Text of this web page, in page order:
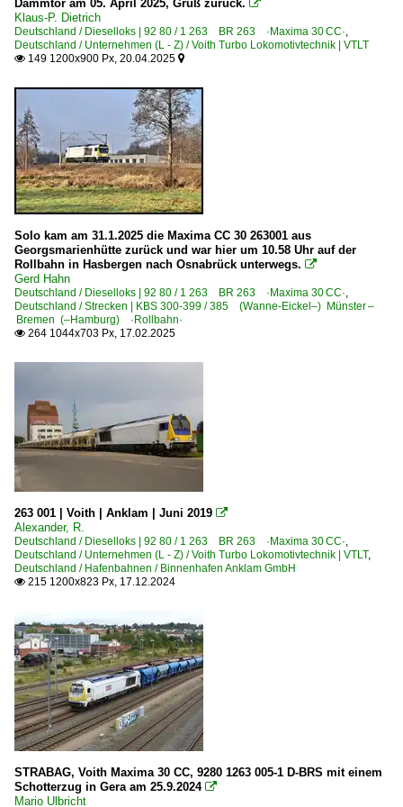
1 264 BR 264 ·Maxima 40 CC·
1 273 BR 273 ·MaK G 2000 BB·
Dieseltriebzüge | 95 80
0 612 BR 612 ·RegioSwinger· 'Wackeldackel'
E-Loks | Drehstrom | 91 80
6 185 BR 185 ·Traxx AC1/2· Private
6 115 BR 115 DB Fernverkehr
Elektrotriebzüge | 94 80
0 450 BR 450 ·Flexity Swift ET 2010/2S·
Grenzverkehr
Deutschland <-> Niederlande
Güterverkehr
Coil-, Stahl- und Aluminiumzüge
Güterzüge (sonstige)
Kessel- und Silozüge
Kohle-, Erz- und Kokszüge
Schotter- und Kieszüge
Schrottzüge
Schwellenzüge
Güterverkehr (Gbf, Rbf, Ubf)
Rbf Halle (Saale)
Dammtor am 05. April 2025, Gruß zurück. 
Klaus-P. Dietrich
Deutschland / Dieselloks | 92 80 / 1 263 BR 263 ·Maxima 30 CC·,
Deutschland / Unternehmen (L - Z) / Voith Turbo Lokomotivtechnik | VTLT
 149 1200x900 Px, 20.04.2025 
Solo kam am 31.1.2025 die Maxima CC 30 263001 aus
Georgsmarienhütte zurück und war hier um 10.58 Uhr auf der
Rollbahn in Hasbergen nach Osnabrück unterwegs. 
Gerd Hahn
Deutschland / Dieselloks | 92 80 / 1 263 BR 263 ·Maxima 30 CC·,
Deutschland / Strecken | KBS 300-399 / 385 (Wanne-Eickel–) Münster –
Bremen (–Hamburg) ·Rollbahn·
 264 1044x703 Px, 17.02.2025
263 001 | Voith | Anklam | Juni 2019 
Alexander, R.
Deutschland / Dieselloks | 92 80 / 1 263 BR 263 ·Maxima 30 CC·,
Deutschland / Unternehmen (L - Z) / Voith Turbo Lokomotivtechnik | VTLT,
Deutschland / Hafenbahnen / Binnenhafen Anklam GmbH
 215 1200x823 Px, 17.12.2024
STRABAG, Voith Maxima 30 CC, 9280 1263 005-1 D-BRS mit einem
Schotterzug in Gera am 25.9.2024 
Mario Ulbricht